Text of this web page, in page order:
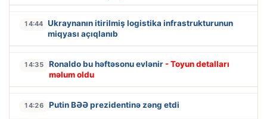
14:44 Ukraynanın itirilmiş logistika infrastrukturunun
miqyası açıqlanıb
14:35 Ronaldo bu həftəsonu evlənir - Toyun detalları
məlum oldu
14:26 Putin BƏƏ prezidentinə zəng etdi